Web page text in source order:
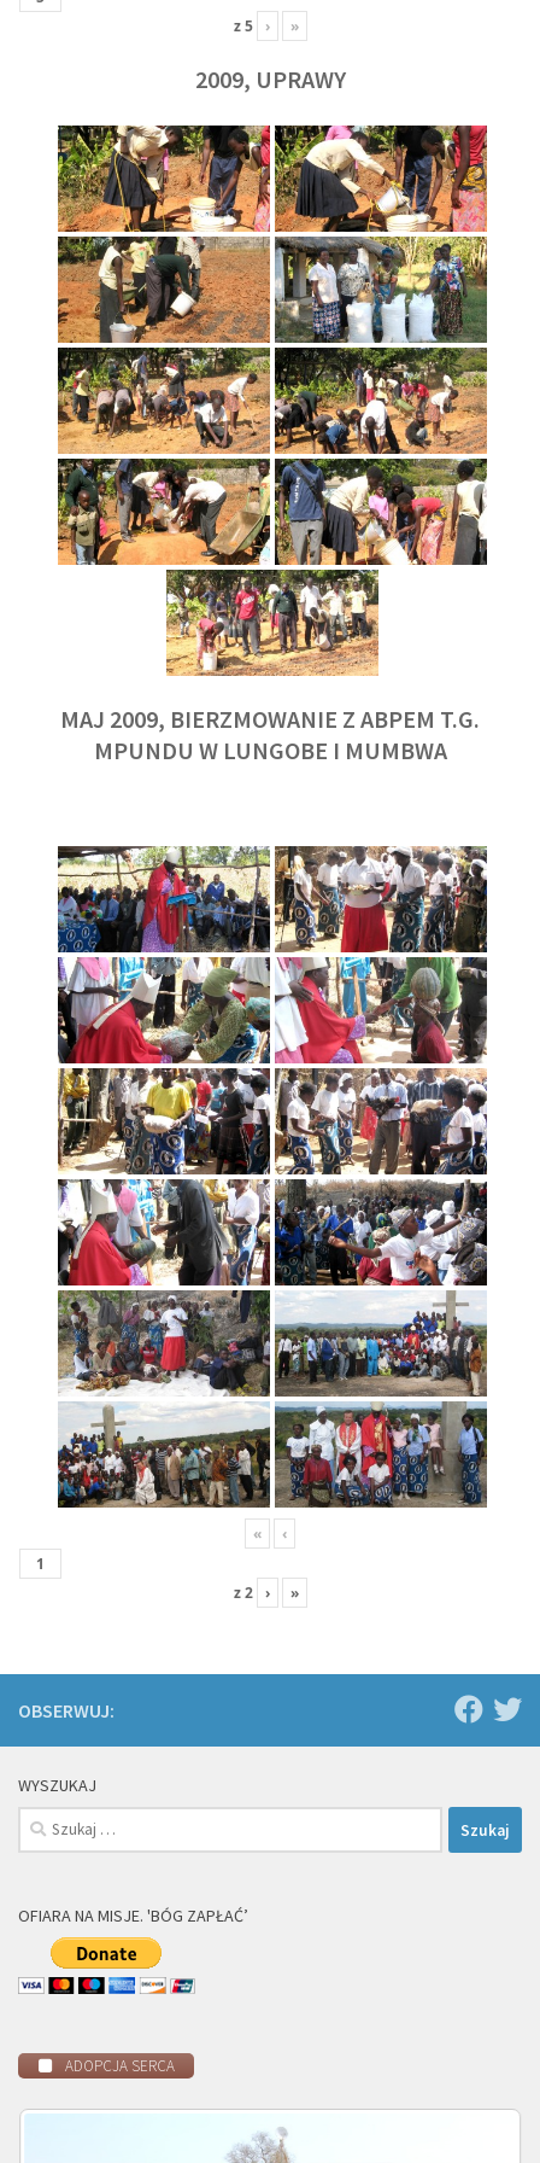
z5 › »
2009, UPRAWY
MAJ 2009, BIERZMOWANIE Z ABPEM T.G.
MPUNDU W LUNGOBE I MUMBWA
« ‹
z2 › »
OBSERWUJ:
WYSZUKAJ
Szukaj:
OFIARA NA MISJE. 'BÓG ZAPŁAĆ’
ADOPCJA SERCA